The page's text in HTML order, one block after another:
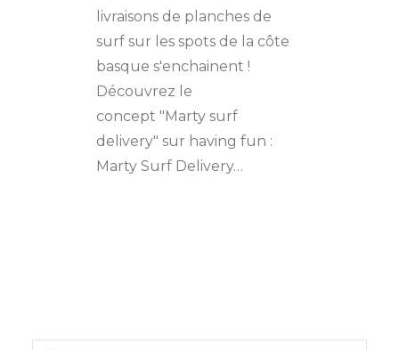
livraisons de planches de
surf sur les spots de la côte
basque s'enchainent !
Découvrez le
concept "Marty surf
delivery" sur having fun :
Marty Surf Delivery…